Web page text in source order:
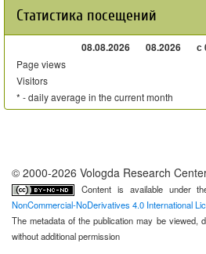
Статистика посещений
08.08.2026 08.2026 с
Page views
Visitors
* - daily average in the current month
© 2000-2026 Vologda Research
Content is available under
NonCommercial-NoDerivatives 4.0 International
The metadata of the publication may be viewed,
without additional permission